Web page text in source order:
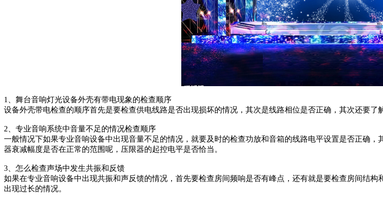
1、舞台音响灯光设备外壳有带电现象的检查顺序
设备外壳带电检查的顺序首先是要检查供电线路是否出现损坏的情况，其次是线路相位是否正确，其次还要了
2、专业音响系统中音量不足的情况检查顺序
一般情况下如果专业音响设备中出现音量不足的情况，就要及时的检查功放和音箱的线路电平设置是否正确
器衰减幅度是否在正常的范围呢，压限器的起控电平是否恰当。
3、怎么检查声场中发生共振和反馈
如果在专业音响设备中出现共振和声反馈的情况，首先要检查房间频响是否有峰点，还有就是要检查房间结
出现过长的情况。